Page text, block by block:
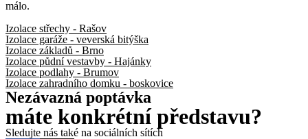
málo.
Izolace střechy - Rašov
Izolace garáže - veverská bitýška
Izolace základů - Brno
Izolace půdní vestavby - Hajánky
Izolace podlahy - Brumov
Izolace zahradního domku - boskovice
Nezávazná poptávka
máte konkrétní představu?
Sledujte nás také na sociálních sítích